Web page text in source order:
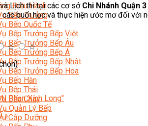
Điều Hành
Bếp Trưởng
Bếp Quốc Tế
Bếp Trưởng Bếp Việt
Bếp Trưởng Bếp Âu
Bếp Trưởng Bếp Á
Bếp Trưởng Bếp Nhật
Bếp Trưởng Bếp Hoa
Bếp Hàn
Bếp Thái
Bếp Chay
Quản Lý Bếp
Cấp Dưỡng
Lịch thi tại các cơ sở Chi Nhánh Quận
buổi học và thực hiện ước mơ đối với
☆
☆
Phan Xích Long"
»